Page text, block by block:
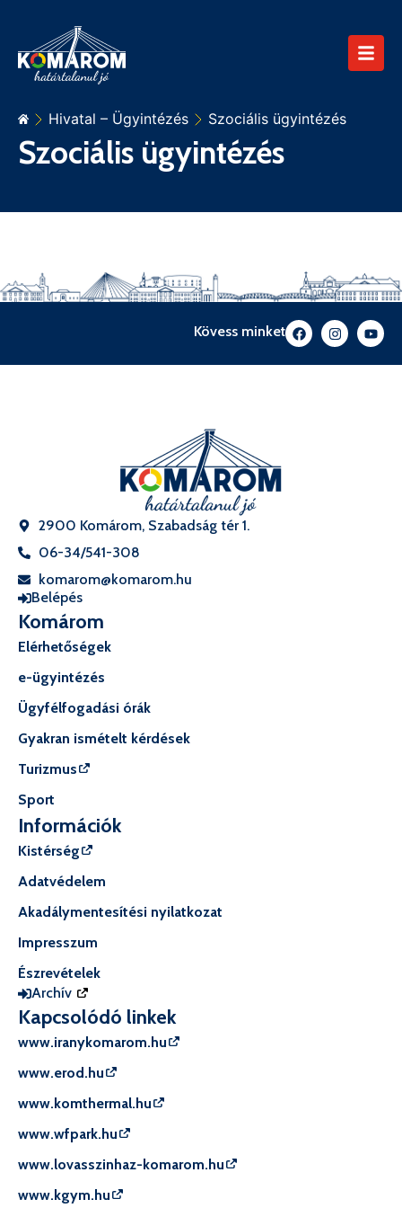
Hivatal – Ügyintézés Szociális ügyintézés
Szociális ügyintézés
Kövess minket
2900 Komárom, Szabadság tér 1.
06-34/541-308
komarom@komarom.hu
Belépés
Komárom
Elérhetőségek
e-ügyintézés
Ügyfélfogadási órák
Gyakran ismételt kérdések
Turizmus
Sport
Információk
Kistérség
Adatvédelem
Akadálymentesítési nyilatkozat
Impresszum
Észrevételek
Archív
Kapcsolódó linkek
www.iranykomarom.hu
www.erod.hu
www.komthermal.hu
www.wfpark.hu
www.lovasszinhaz-komarom.hu
www.kgym.hu